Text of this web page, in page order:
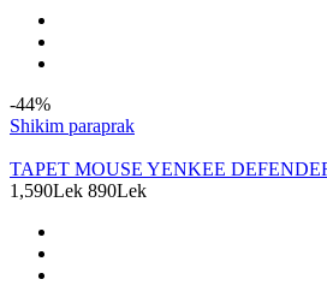
-44%
Shikim paraprak
TAPET MOUSE YENKEE
1,590Lek 890Lek